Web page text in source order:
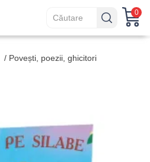
0
/ Povești, poezii, ghicitori